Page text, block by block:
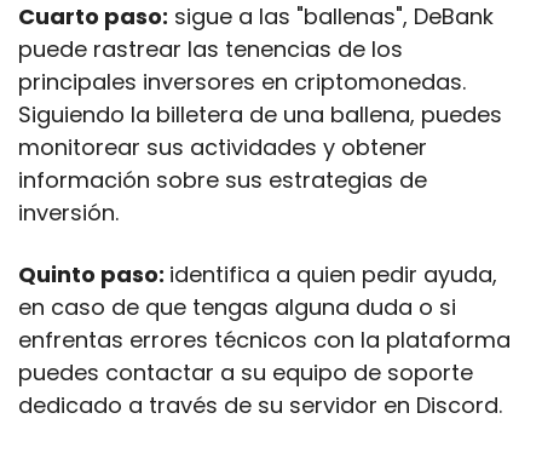
Cuarto paso: sigue a las "ballenas", DeBank
puede rastrear las tenencias de los
principales inversores en criptomonedas.
Siguiendo la billetera de una ballena, puedes
monitorear sus actividades y obtener
información sobre sus estrategias de
inversión.
Quinto paso: identifica a quien pedir ayuda,
en caso de que tengas alguna duda o si
enfrentas errores técnicos con la plataforma
puedes contactar a su equipo de soporte
dedicado a través de su servidor en Discord.